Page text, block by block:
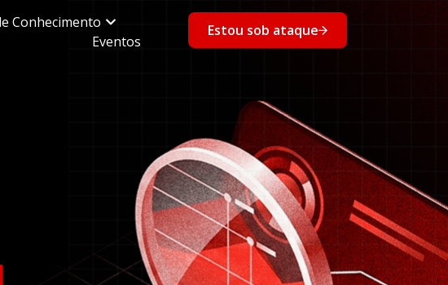
Conhecimento
Eventos
Estou sob ataque